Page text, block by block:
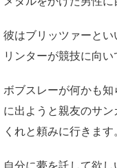
彼はブリッツァーと
リンターが競技に向
ボブスレーが何かも
に出ようと親友のサ
くれと頼みに行きます
自分に夢を託して欲